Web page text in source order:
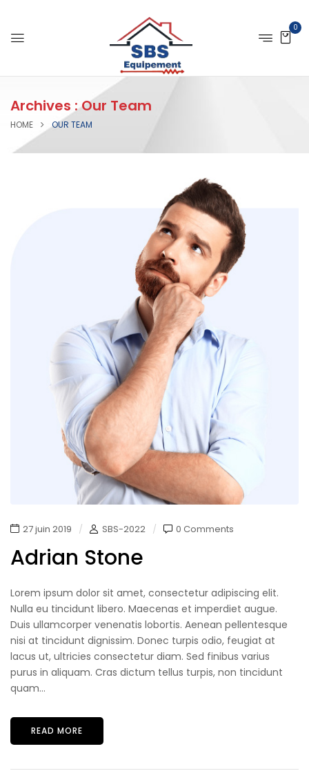
0
Archives :Our Team
HOME OUR TEAM
27 juin 2019 SBS-2022 0 Comments
Adrian Stone
Lorem ipsum dolor sit amet, consectetur adipiscing elit.
Nulla eu tincidunt libero. Maecenas et imperdiet augue.
Duis ullamcorper venenatis lobortis. Aenean pellentesque
nisi at tincidunt dignissim. Donec turpis odio, feugiat at
lacus ut, ultricies consectetur diam. Sed finibus varius
purus in aliquam. Cras dictum tellus turpis, non tincidunt
quam...
READ MORE